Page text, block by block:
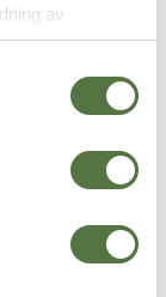
av
av